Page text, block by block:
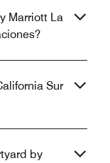
Marriott La
Sur
by